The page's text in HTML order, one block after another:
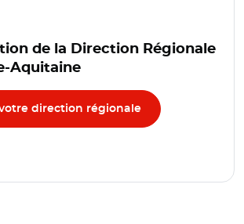
de la Direction Régionale
Aquitaine
direction régionale